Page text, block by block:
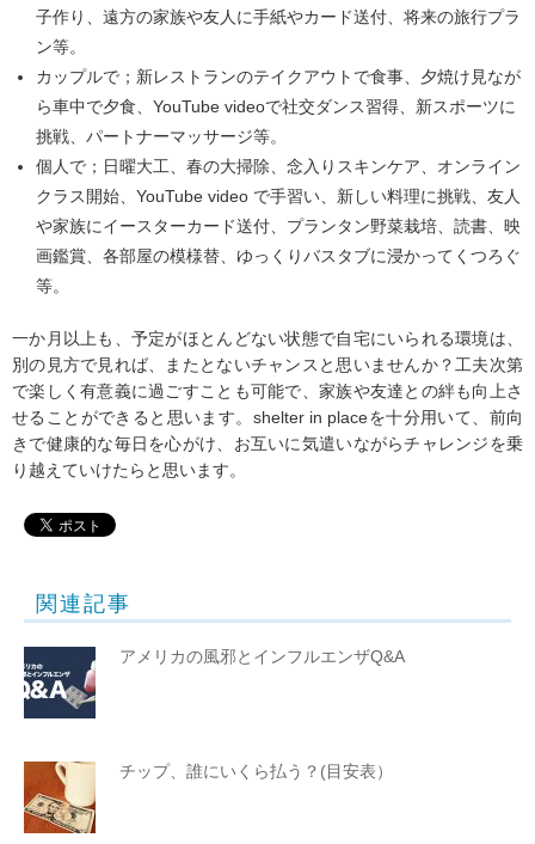
子作り、遠方の家族や友人に手紙やカード送付、将来の旅行プラ
ン等。
カップルで；新レストランのテイクアウトで食事、夕焼け見なが
ら車中で夕食、YouTube videoで社交ダンス習得、新スポーツに
挑戦、パートナーマッサージ等。
個人で；日曜大工、春の大掃除、念入りスキンケア、オンライン
クラス開始、YouTube video で手習い、新しい料理に挑戦、友人
や家族にイースターカード送付、プランタン野菜栽培、読書、映
画鑑賞、各部屋の模様替、ゆっくりバスタブに浸かってくつろぐ
等。
一か月以上も、予定がほとんどない状態で自宅にいられる環境は、
別の見方で見れば、またとないチャンスと思いませんか？工夫次第
で楽しく有意義に過ごすことも可能で、家族や友達との絆も向上さ
せることができると思います。shelter in placeを十分用いて、前向
きで健康的な毎日を心がけ、お互いに気遣いながらチャレンジを乗
り越えていけたらと思います。
関連記事
アメリカの風邪とインフルエンザQ&A
チップ、誰にいくら払う？(目安表）